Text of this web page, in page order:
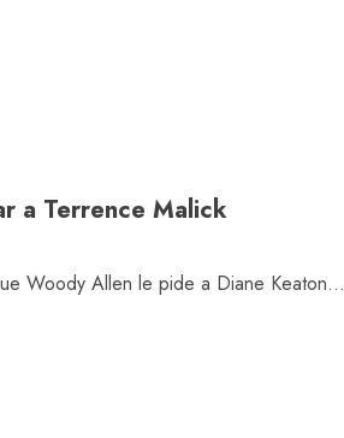
a Terrence Malick
Woody Allen le pide a Diane Keaton...